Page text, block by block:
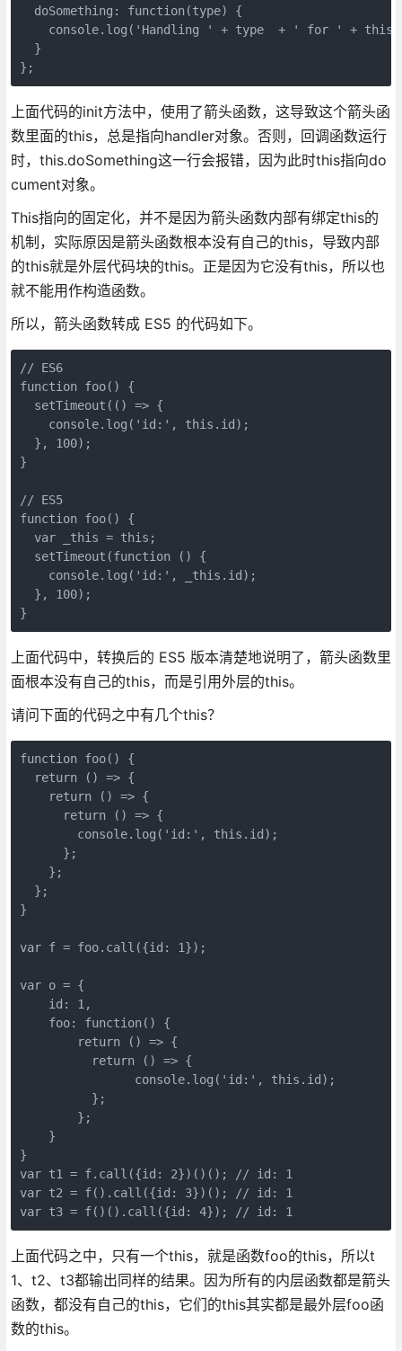
  doSomething: function(type) {
console.log('Handling ' + type  + ' for ' +
  }
};
上面代码的init方法中，使用了箭头函数，这导致这个箭头函
数里面的this，总是指向handler对象。否则，回调函数运行
时，this.doSomething这一行会报错，因为此时this指向do
cument对象。
This指向的固定化，并不是因为箭头函数内部有绑定this的
机制，实际原因是箭头函数根本没有自己的this，导致内部
的this就是外层代码块的this。正是因为它没有this，所以也
就不能用作构造函数。
所以，箭头函数转成 ES5 的代码如下。
// ES6
function foo() {
  setTimeout(() => {
    console.log('id:', this.id);
  }, 100);
}
// ES5
function foo() {
  var _this = this;
  setTimeout(function () {
    console.log('id:', _this.id);
  }, 100);
}
上面代码中，转换后的 ES5 版本清楚地说明了，箭头函数里
面根本没有自己的this，而是引用外层的this。
请问下面的代码之中有几个this？
function foo() {
  return () => {
    return () => {
      return () => {
        console.log('id:', this.id);
      };
    };
  };
}
var f = foo.call({id: 1});
var o = {
    id: 1,
    foo: function() {
        return () => {
          return () => {
                console.log('id:', this.id);
          };
        };
    }
}
var t1 = f.call({id: 2})()(); // id: 1
var t2 = f().call({id: 3})(); // id: 1
var t3 = f()().call({id: 4}); // id: 1
上面代码之中，只有一个this，就是函数foo的this，所以t
1、t2、t3都输出同样的结果。因为所有的内层函数都是箭头
函数，都没有自己的this，它们的this其实都是最外层foo函
数的this。